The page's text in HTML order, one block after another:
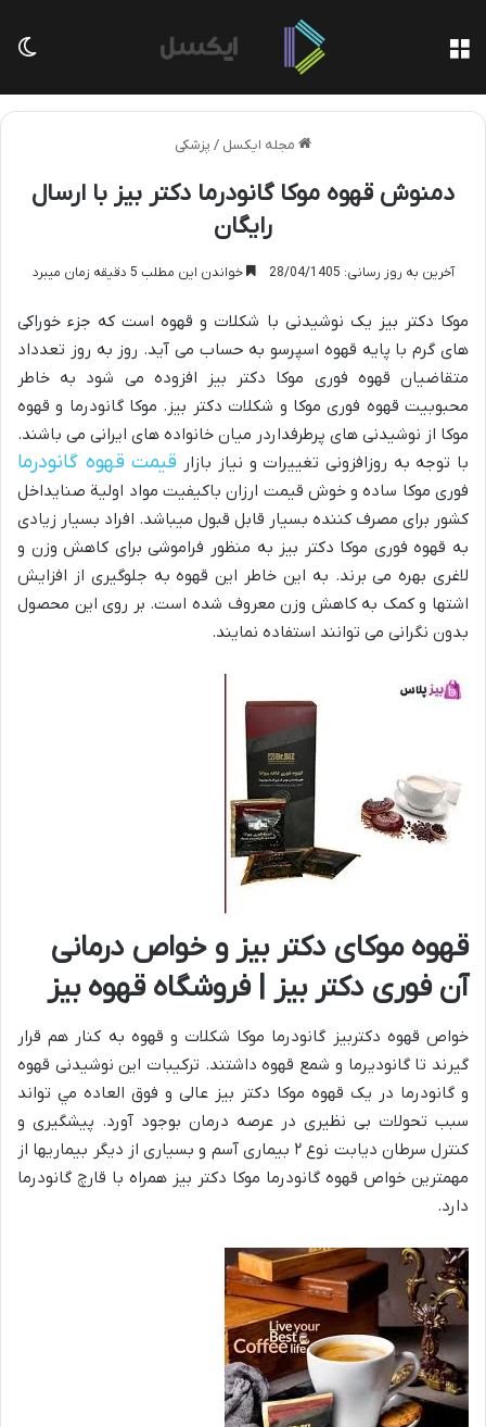
مجله ایکسل / پزشکی
دمنوش قهوه موکا گانودرما دکتر بیز با ارسال
رایگان
آخرین به روز رسانی: 28/04/1405 خواندن این مطلب 5 دقیقه زمان میبرد
موکا دکتر بیز یک نوشیدنی با شکلات و قهوه است که جزء خوراکی
های گرم با پایه قهوه اسپرسو به حساب می آید. روز به روز تعدداد
متقاضیان قهوه فوری موکا دکتر بیز افزوده می شود به خاطر
محبوبیت قهوه فوری موکا و شکلات دکتر بیز. موکا گانودرما و قهوه
موکا از نوشیدنی های پرطرفداردر میان خانواده های ایرانی می باشند.
با توجه به روزافزونی تغییرات و نیاز بازار قیمت قهوه گانودرما
فوری موکا ساده و خوش قیمت ارزان باکیفیت مواد اولية صنایداخل
کشور برای مصرف کننده بسیار قابل قبول میباشد. افراد بسیار زیادی
به قهوه فوری موکا دکتر بیز به منظور فراموشی برای کاهش وزن و
لاغری بهره می برند. به این خاطر این قهوه به جلوگیری از افزایش
اشتها و کمک به کاهش وزن معروف شده است. بر روی این محصول
بدون نگرانی می توانند استفاده نمایند.
قهوه موکای دکتر بیز و خواص درمانی
آن فوری دکتر بیز | فروشگاه قهوه بیز
خواص قهوه دکتربیز گانودرما موکا شکلات و قهوه به كنار هم قرار
گيرند تا گانوديرما و شمع قهوه داشتند. ترکیبات این نوشیدنی قهوه
و گانودرما در یک قهوه موکا دکتر بیز عالی و فوق العاده مي تواند
سبب تحولات بی نظیری در عرصه درمان بوجود آورد. پیشگیری و
کنترل سرطان دیابت نوع ۲ بیماری آسم و بسیاری از دیگر بیماریها از
مهمترین خواص قهوه گانودرما موکا دکتر بیز همراه با قارچ گانودرما
دارد.